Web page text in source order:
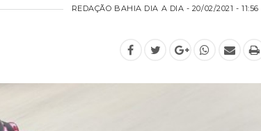
REDAÇÃO BAHIA DIA A DIA - 20/02/2021 - 11:56